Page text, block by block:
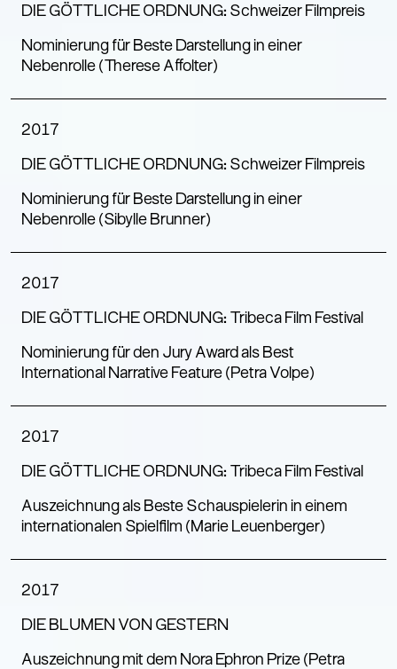
DIE GÖTTLICHE ORDNUNG: Schweizer Filmpreis
Nominierung für Beste Darstellung in einer
Nebenrolle (Therese Affolter)
2017
DIE GÖTTLICHE ORDNUNG: Schweizer Filmpreis
Nominierung für Beste Darstellung in einer
Nebenrolle (Sibylle Brunner)
2017
DIE GÖTTLICHE ORDNUNG: Tribeca Film Festival
Nominierung für den Jury Award als Best
International Narrative Feature (Petra Volpe)
2017
DIE GÖTTLICHE ORDNUNG: Tribeca Film Festival
Auszeichnung als Beste Schauspielerin in einem
internationalen Spielfilm (Marie Leuenberger)
2017
DIE BLUMEN VON GESTERN
Auszeichnung mit dem Nora Ephron Prize (Petra